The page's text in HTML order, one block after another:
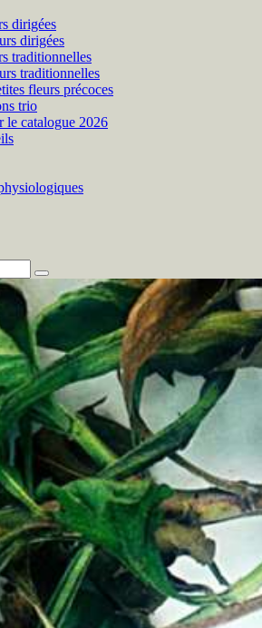
dirigées
dirigées
traditionnelles
traditionnelles
fleurs précoces
trio
le catalogue 2026